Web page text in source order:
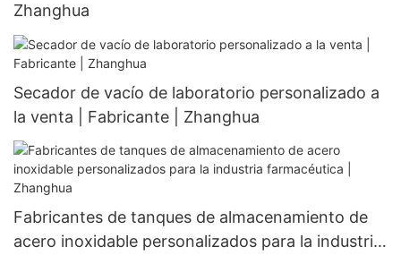
Zhanghua
Secador de vacío de laboratorio personalizado a
la venta | Fabricante | Zhanghua
Fabricantes de tanques de almacenamiento de
acero inoxidable personalizados para la industria